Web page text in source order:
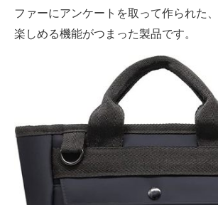
ファーにアンケートを取って作られた
楽しめる機能がつまった製品です。